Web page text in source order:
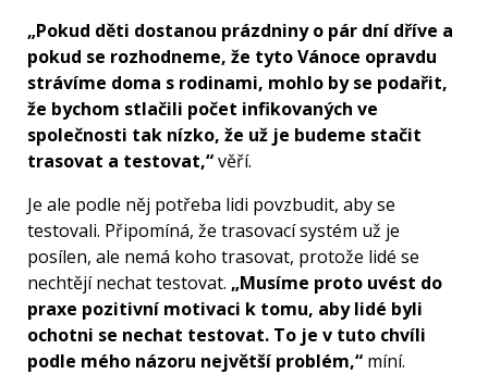
„Pokud děti dostanou prázdniny o pár dní dříve a
pokud se rozhodneme, že tyto Vánoce opravdu
strávíme doma s rodinami, mohlo by se podařit,
že bychom stlačili počet infikovaných ve
společnosti tak nízko, že už je budeme stačit
trasovat a testovat,“věří.
Je ale podle něj potřeba lidi povzbudit, aby se
testovali. Připomíná, že trasovací systém už je
posílen, ale nemá koho trasovat, protože lidé se
nechtějí nechat testovat. „Musíme proto uvést do
praxe pozitivní motivaci k tomu, aby lidé byli
ochotni se nechat testovat. To je v tuto chvíli
podle mého názoru největší problém,“ míní.